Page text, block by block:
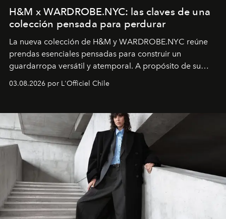
H&M x WARDROBE.NYC: las claves de una
colección pensada para perdurar
La nueva colección de H&M y WARDROBE.NYC reúne
prendas esenciales pensadas para construir un
guardarropa versátil y atemporal. A propósito de su
la asesora creativa y jefa de diseño global de la marca
y la filosofía detrás de la propuesta.
03.08.2026 por L'Officiel Chile